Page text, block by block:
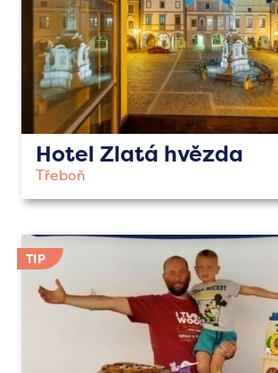
Hotel Zlatá hvězda
Třeboň